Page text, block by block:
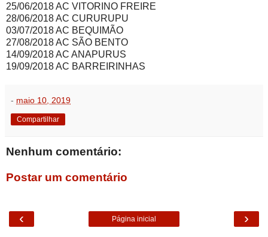
25/06/2018 AC VITORINO FREIRE
28/06/2018 AC CURURUPU
03/07/2018 AC BEQUIMÃO
27/08/2018 AC SÃO BENTO
14/09/2018 AC ANAPURUS
19/09/2018 AC BARREIRINHAS
- maio 10, 2019
Compartilhar
Nenhum comentário:
Postar um comentário
‹ ›
Página inicial